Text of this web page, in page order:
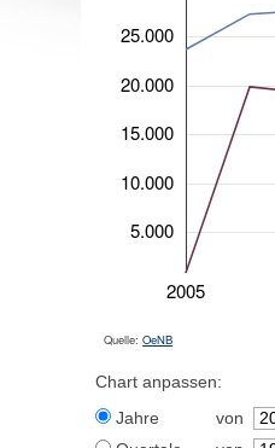
2005
5.000
10.000
15.000
20.000
25.000
Quelle:OeNB
Chart anpassen:
Jahre
von